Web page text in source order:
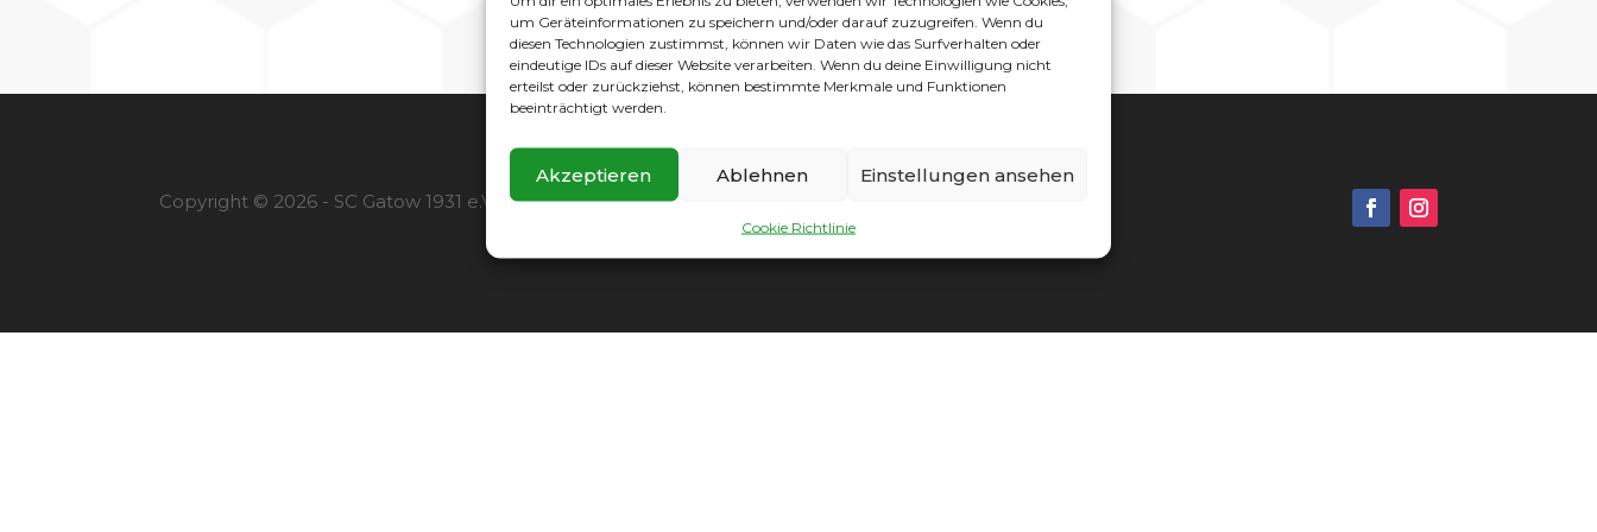
um Geräteinformationen zu speichern und/oder darauf zuzugreifen. Wenn du
diesen Technologien zustimmst, können wir Daten wie das Surfverhalten oder
eindeutige IDs auf dieser Website verarbeiten. Wenn du deine Einwilligung nicht
erteilst oder zurückziehst, können bestimmte Merkmale und Funktionen
beeinträchtigt werden.
Akzeptieren Ablehnen Einstellungen ansehen
Cookie Richtlinie
Copyright © 2026 - SC Gatow 1931 e.V. |Impressum|Datenschutz